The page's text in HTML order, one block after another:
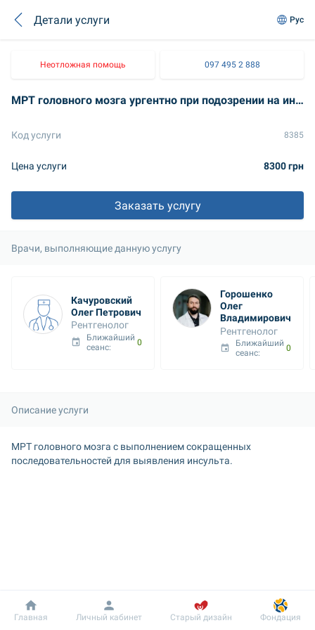
Детали услуги Рус
Неотложная помощь 097 495 2 888
МРТ головного мозга ургентно при подозрении на инсульт
Код услуги 8385
Цена услуги 8300 грн
Заказать услугу
Врачи, выполняющие данную услугу
Качуровский
Олег Петрович
Рентгенолог
Ближайший
сеанс:
Горошенко
Олег
Владимирович
Рентгенолог
Ближайший
сеанс:
Описание услуги
МРТ головного мозга с выполнением сокращенных
последовательностей для выявления инсульта.
Добробут Информация Пациенту
Главная Личный кабинет Старый дизайн Фондация